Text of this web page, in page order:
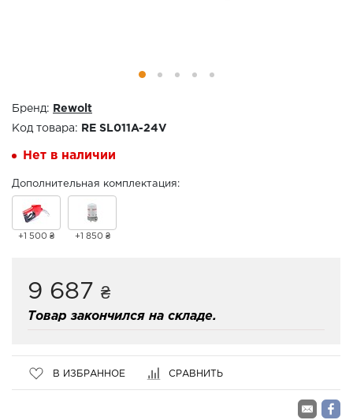
Бренд: Rewolt
Код товара: RE SL011A-24V
Нет в наличии
Дополнительная комплектация:
+1 500 ₴ +1 850 ₴
9 687 ₴
Товар закончился на складе.
В ИЗБРАННОЕ СРАВНИТЬ